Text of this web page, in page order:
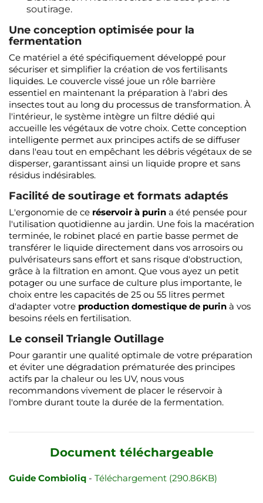
soutirage.
Une conception optimisée pour la
fermentation
Ce matériel a été spécifiquement développé pour
sécuriser et simplifier la création de vos fertilisants
liquides. Le couvercle vissé joue un rôle barrière
essentiel en maintenant la préparation à l'abri des
insectes tout au long du processus de transformation. À
l'intérieur, le système intègre un filtre dédié qui
accueille les végétaux de votre choix. Cette conception
intelligente permet aux principes actifs de se diffuser
dans l'eau tout en empêchant les débris végétaux de se
disperser, garantissant ainsi un liquide propre et sans
résidus indésirables.
Facilité de soutirage et formats adaptés
L'ergonomie de ce réservoir à purin a été pensée pour
l'utilisation quotidienne au jardin. Une fois la macération
terminée, le robinet placé en partie basse permet de
transférer le liquide directement dans vos arrosoirs ou
pulvérisateurs sans effort et sans risque d'obstruction,
grâce à la filtration en amont. Que vous ayez un petit
potager ou une surface de culture plus importante, le
choix entre les capacités de 25 ou 55 litres permet
d'adapter votre production domestique de purin à vos
besoins réels en fertilisation.
Le conseil Triangle Outillage
Pour garantir une qualité optimale de votre préparation
et éviter une dégradation prématurée des principes
actifs par la chaleur ou les UV, nous vous
recommandons vivement de placer le réservoir à
l'ombre durant toute la durée de la fermentation.
Document téléchargeable
Guide Combioliq - Téléchargement (290.86KB)